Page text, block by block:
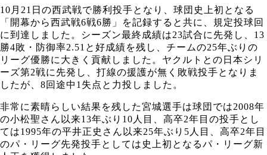
10月21日の西武戦で勝利投手となり、球団史上初となる
「開幕から西武戦6戦6勝」を記録すると共に、規定投球回
に到達しました。シーズン最終成績は23試合に先発し、13
勝4敗・防御率2.51と好成績を残し、チームの25年ぶりの
リーグ優勝に大きく貢献しました。ヤクルトとの日本シリ
ーズ第2戦に先発し、打線の援護が無く敗戦投手となりま
したが、8回途中1失点と力投しました。
非常に素晴らしい結果を残した宮城選手は球団では2008年
の小松聖さん以来13年ぶり10人目、高卒2年目の投手とし
ては1995年の平井正史さん以来25年ぶり5人目、高卒2年目
のパ・リーグ先発投手としては史上初となるパ・リーグ新